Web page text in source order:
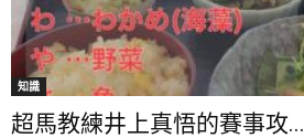
知識
超馬教練井上真悟的賽事攻...